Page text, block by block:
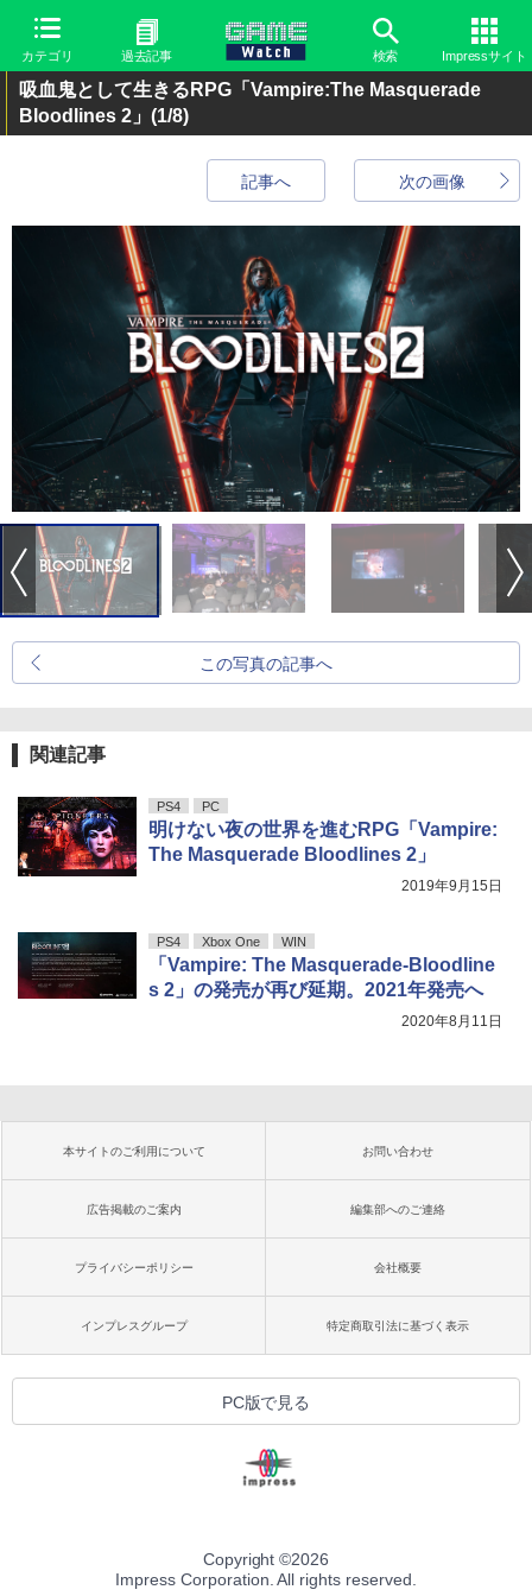
カテゴリ 過去記事 検索 Impressサイト
吸血鬼として生きるRPG「Vampire:The Masquerade
Bloodlines 2」 (1/8)
次の画像
記事へ
この写真の記事へ
関連記事
PS4 PC
明けない夜の世界を進むRPG「Vampire:
The Masquerade Bloodlines 2」
2019年9月15日
PS4 Xbox One WIN
「Vampire: The Masquerade-Bloodline
s 2」の発売が再び延期。2021年発売へ
2020年8月11日
本サイトのご利用について お問い合わせ
広告掲載のご案内 編集部へのご連絡
プライバシーポリシー 会社概要
インプレスグループ 特定商取引法に基づく表示
PC版で見る
Copyright ©2026
Impress Corporation. All rights reserved.